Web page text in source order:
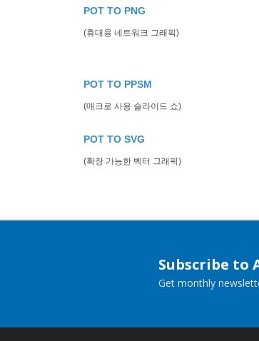
POT TO PNG
(휴대용 네트워크 그래픽)
POT TO PPSM
(매크로 사용 슬라이드 쇼)
POT TO SVG
(확장 가능한 벡터 그래픽)
Subscribe to
Get monthly